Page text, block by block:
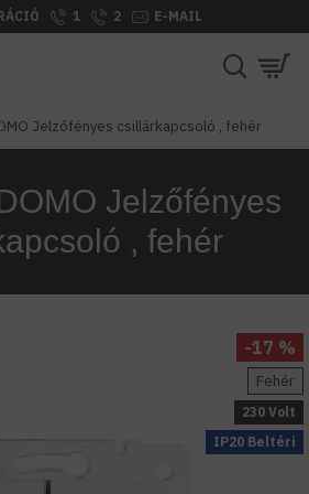
1 2 E-MAIL
Jelzőfényes csillárkapcsoló , fehér
Jelzőfényes
, fehér
IP20 Beltéri
Fehér
230 Volt
-17 %